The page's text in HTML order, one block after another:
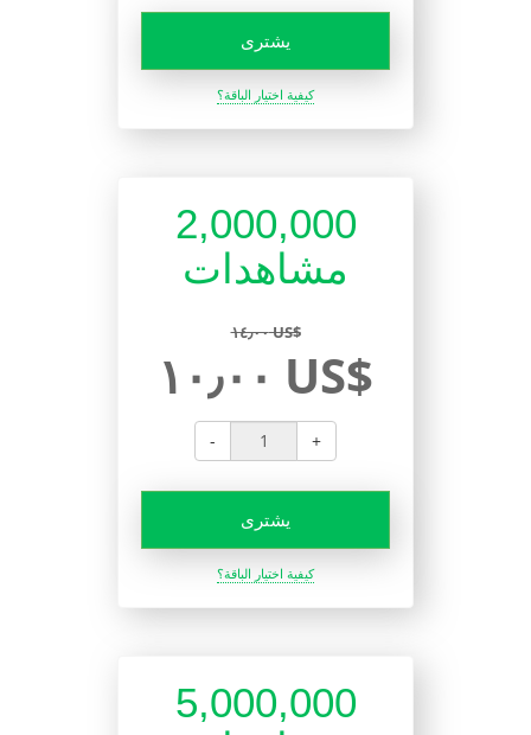
يشترى
كيفية اختيار الباقة؟
2,000,000
مشاهدات
١٤٫٠٠ US$
١٠٫٠٠ US$
- +
يشترى
كيفية اختيار الباقة؟
5,000,000